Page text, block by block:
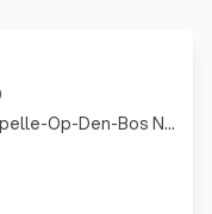
Werkgebied Kapelle-Op-Den-Bos Nieuwenrode